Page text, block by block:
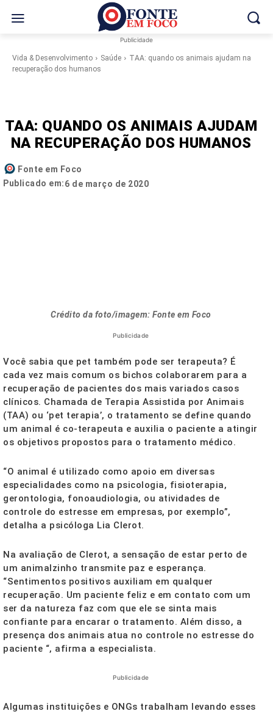
Publicidade
Vida & Desenvolvimento Saúde
TAA: quando os animais ajudam na
recuperação dos humanos
TAA: QUANDO OS ANIMAIS AJUDAM
NA RECUPERAÇÃO DOS HUMANOS
Fonte em Foco
Publicado em:6 de março de 2020
Crédito da foto/imagem: Fonte em Foco
Publicidade
Você sabia que pet também pode ser terapeuta? É
cada vez mais comum os bichos colaborarem para a
recuperação de pacientes dos mais variados casos
clínicos. Chamada de Terapia Assistida por Animais
(TAA) ou ‘pet terapia’, o tratamento se define quando
um animal é co-terapeuta e auxilia o paciente a atingir
os objetivos propostos para o tratamento médico.
“O animal é utilizado como apoio em diversas
especialidades como na psicologia, fisioterapia,
gerontologia, fonoaudiologia, ou atividades de
controle do estresse em empresas, por exemplo”,
detalha a psicóloga Lia Clerot.
Na avaliação de Clerot, a sensação de estar perto de
um animalzinho transmite paz e esperança.
“Sentimentos positivos auxiliam em qualquer
recuperação. Um paciente feliz e em contato com um
ser da natureza faz com que ele se sinta mais
confiante para encarar o tratamento. Além disso, a
presença dos animais atua no controle no estresse do
paciente “, afirma a especialista.
Publicidade
Algumas instituições e ONGs trabalham levando esses